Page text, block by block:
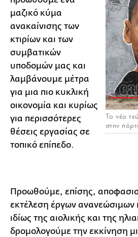
Το νέο
στην
μαζικό κύμα
ανακαίνισης των
κτιρίων και των
συμβατικών
υποδομών μας και
λαμβάνουμε μέτρα
για μια πιο κυκλική
οικονομία και κυρίως
για περισσότερες
θέσεις εργασίας σε
τοπικό επίπεδο.
Προωθούμε, επίσης,
εκτέλεση έργων ανανεώσιμων
ιδίως της αιολικής και της
δρομολογούμε την εκκίνηση